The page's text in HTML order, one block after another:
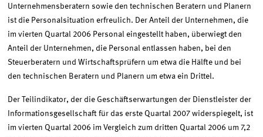
Unternehmensberatern sowie den technischen Beratern und Planern
ist die Personalsituation erfreulich. Der Anteil der Unternehmen, die
im vierten Quartal 2006 Personal eingestellt haben, überwiegt den
Anteil der Unternehmen, die Personal entlassen haben, bei den
Steuerberatern und Wirtschaftsprüfern um etwa die Hälfte und bei
den technischen Beratern und Planern um etwa ein Drittel.
Der Teilindikator, der die Geschäftserwartungen der Dienstleister der
Informationsgesellschaft für das erste Quartal 2007 widerspiegelt, ist
im vierten Quartal 2006 im Vergleich zum dritten Quartal 2006 um 7,2